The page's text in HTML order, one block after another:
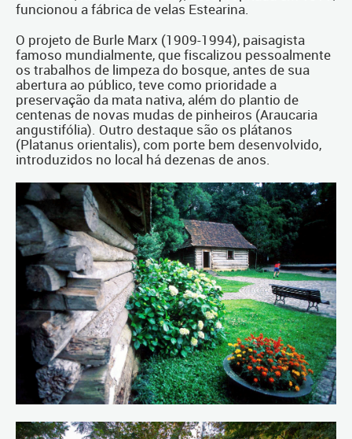
funcionou a fábrica de velas Estearina.
O projeto de Burle Marx (1909-1994), paisagista
famoso mundialmente, que fiscalizou pessoalmente
os trabalhos de limpeza do bosque, antes de sua
abertura ao público, teve como prioridade a
preservação da mata nativa, além do plantio de
centenas de novas mudas de pinheiros (Araucaria
angustifólia). Outro destaque são os plátanos
(Platanus orientalis), com porte bem desenvolvido,
introduzidos no local há dezenas de anos.